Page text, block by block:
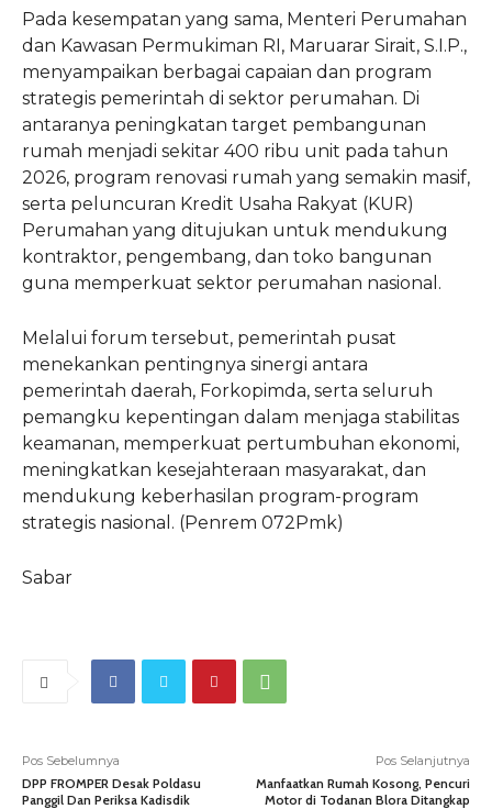
Pada kesempatan yang sama, Menteri Perumahan
dan Kawasan Permukiman RI, Maruarar Sirait, S.I.P.,
menyampaikan berbagai capaian dan program
strategis pemerintah di sektor perumahan. Di
antaranya peningkatan target pembangunan
rumah menjadi sekitar 400 ribu unit pada tahun
2026, program renovasi rumah yang semakin masif,
serta peluncuran Kredit Usaha Rakyat (KUR)
Perumahan yang ditujukan untuk mendukung
kontraktor, pengembang, dan toko bangunan
guna memperkuat sektor perumahan nasional.
Melalui forum tersebut, pemerintah pusat
menekankan pentingnya sinergi antara
pemerintah daerah, Forkopimda, serta seluruh
pemangku kepentingan dalam menjaga stabilitas
keamanan, memperkuat pertumbuhan ekonomi,
meningkatkan kesejahteraan masyarakat, dan
mendukung keberhasilan program-program
strategis nasional. (Penrem 072Pmk)
Sabar
Pos Sebelumnya
DPP FROMPER Desak Poldasu
Panggil Dan Periksa Kadisdik
Pos Selanjutnya
Manfaatkan Rumah Kosong, Pencuri
Motor di Todanan Blora Ditangkap